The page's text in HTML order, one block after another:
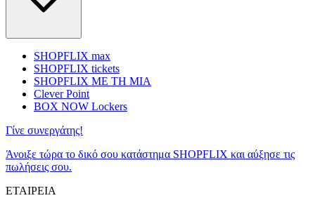
SHOPFLIX max
SHOPFLIX tickets
SHOPFLIX ΜΕ ΤΗ ΜΙΑ
Clever Point
BOX NOW Lockers
Γίνε συνεργάτης!
Άνοιξε τώρα το δικό σου κατάστημα SHOPFLIX και αύξησε τις
πωλήσεις σου.
ΕΤΑΙΡΕΙΑ